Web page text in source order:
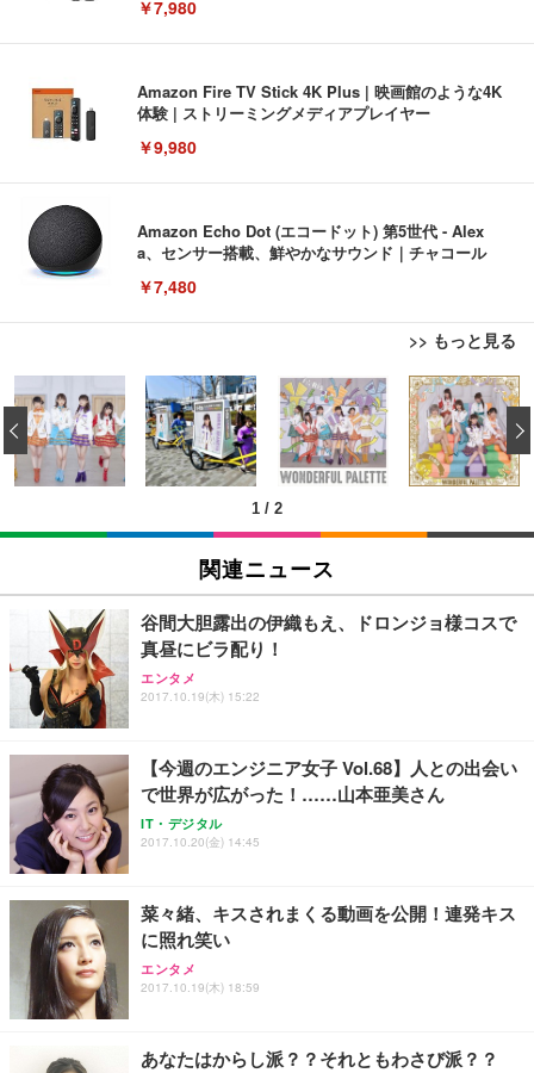
￥7,980
Amazon Fire TV Stick 4K Plus | 映画館のような4K
体験 | ストリーミングメディアプレイヤー
￥9,980
Amazon Echo Dot (エコードット) 第5世代 - Alex
a、センサー搭載、鮮やかなサウンド｜チャコール
￥7,480
>> もっと見る
[EdoErgo] オフィスチェア 椅子 テレワーク 疲れな
い 跳ね上げ式アームレスト コンパクト 約105度ロッ
キング pc 事務椅子 360度回転 座面昇降 強化ナイロ
ン樹脂ベース 通気性メッシュ 在宅ワーク H-WY01
(黒網+黒枠+黒足)
￥5,699
SIHOO B100 オフィスチェア／デスクチェア メッシ
ュチェア 人間工学 疲れない ブラック
￥27,999
Sezlife オフィスチェア デスクチェア 疲れない テレ
ワーク チェア 強化バックレスト 30度ロッキング機
能 人間工学 椅子 腰サポート 90度跳ね上げ式アーム
務用 おしゃれ パソコンチェア (ブラック)
Sezlife オフィスチェア デスクチェア 疲れない テレ
ワーク チェア 強化バックレスト 30度ロッキング機
能 人間工学 椅子 腰サポート 90度跳ね上げ式アーム
務用 おしゃれ パソコンチェア (ホワイト)
ANDWINT オフィスチェア デスクチェア 肘なし メ
ッシュ 通気性 ランバーサポート付き 腰サポート ガ
ス圧無段階昇降 360度回転 キャスター付き コンパク
EIZO ビジネス向けプレミアムモニター | FlexScan
EV3240X-WT | 31.5型4K UHD・USB Type-C・ホワ
イト
￥105,595
EIZO ビジネス向けプレミアムモニター | FlexScan
￥109,572
【純正品】27"ゲーミングモニター DualSense 充電
フック付き（CFI-ZDM1J）
【整備済み品】Dell E2724HS 27インチ 液晶モニタ
ー フルHD（1920×1080）VA 非光沢 HDMI/DisplayP
ort/VGA スピーカー内蔵 高さ調整 スイベル VESA対
【MiniLED/24.5inch/280Hz/FHD】GRAPHT THE S
HOOTER Gaming Monitor 24” Essential ゲーミン
グモニター QD 24.5インチ 1ms FHD 量子ドット 残
Amazonベーシック ペットシーツ 薄型 レギュラー 1
回使い捨て 無香料 ホワイト 300枚
￥3,373
Amazonベーシック ペットシーツ 厚型 ワイド 42枚
x2袋(84枚) ホワイト(吸収面:ライトブルー)
￥3,234
ネオ・ルーライフ ネオ・オムツ L 中型犬用 26枚入
り 単品
Smart Basic(スマートベーシック) 【Amazon.co.jp
限定】 Smart Basic アイリスオーヤマ ペットシーツ
超厚型 お徳用 ワイド 100枚入 (x 1) (ケース販売)
アイリスオーヤマ ペットシーツ 超厚型 お徳用 レギ
ュラー 200枚入【Amazon.co.jp限定】
1 / 2
‹
関連ニュース
谷間大胆露出の伊織もえ、ドロンジョ様コスで
真昼にビラ配り！
エンタメ
2017.10.19(木) 15:22
【今週のエンジニア女子 Vol.68】人との出会い
で世界が広がった！……山本亜美さん
IT・デジタル
2017.10.20(金) 14:45
菜々緒、キスされまくる動画を公開！連発キス
に照れ笑い
エンタメ
2017.10.19(木) 18:59
あなたはからし派？？それともわさび派？？